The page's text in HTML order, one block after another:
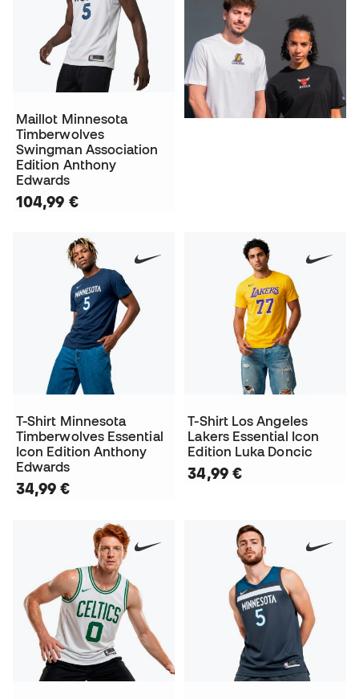
Maillot Minnesota
Timberwolves
Swingman Association
Edition Anthony
Edwards
104,99 €
T-Shirt Minnesota
Timberwolves Essential
Icon Edition Anthony
Edwards
34,99 €
T-Shirt Los Angeles
Lakers Essential Icon
Edition Luka Doncic
34,99 €